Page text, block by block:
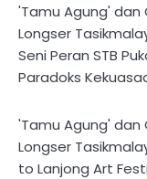
'Tamu Agung' dan
Longser
Seni Peran STB
Paradoks
'Tamu Agung' dan
Longser
to Lanjong Art